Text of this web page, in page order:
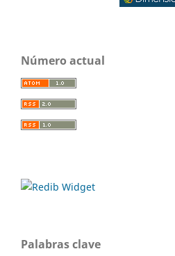
Número actual
Palabras clave